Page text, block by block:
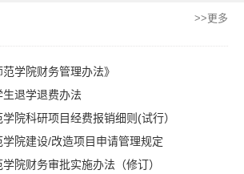
学院财务管理办法》
退学退费办法
院科研项目经费报销细则(试行）
院建设/改造项目申请管理规定
院财务审批实施办法（修订）
>>更多